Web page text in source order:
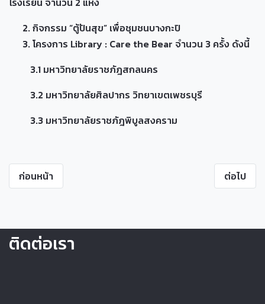
กิจกรรม “ตู้ปันสุข” เพื่อชุมชนบางกะปิ
โครงการ Library : Care the Bear จำนวน 3 ครั้ง ดังนี้
3.1 มหาวิทยาลัยราชภัฎสกลนคร
3.2 มหาวิทยาลัยศิลปากร วิทยาเขตเพชรบุรี
3.3 มหาวิทยาลัยราชภัฎพิบูลสงคราม
ก่อนหน้า ต่อไป
ติดต่อเรา